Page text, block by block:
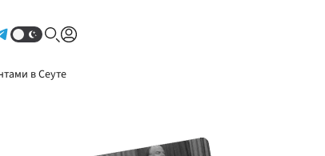
в Сеуте